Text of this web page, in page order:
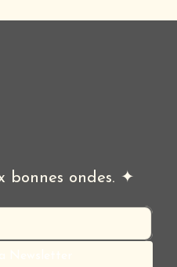
bonnes ondes. ✦